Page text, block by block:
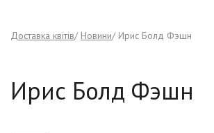
Доставка квітів Новини Ирис Болд Фэшн
Ирис Болд Фэшн